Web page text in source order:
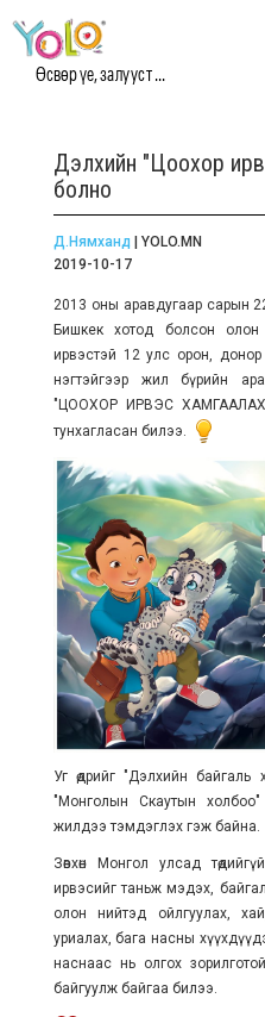
Өсвөр үе, залууст ...
Дэлхийн "Цоохор
болно
Д.Нямханд| YOLO.MN
2019-10-17
2013 оны аравдугаар сарын
Бишкек хотод болсон
ирвэстэй 12 улс орон, донор
нэгтэйгээр жил бүрийн
"ЦООХОР ИРВЭС
тунхагласан билээ.
Уг өдрийг "Дэлхийн
"Монголын Скаутын
жилдээ тэмдэглэх гэж байна.
Зөвхөн Монгол улсад
ирвэсийг таньж мэдэх,
олон нийтэд ойлгуулах,
уриалах, бага насны
наснаас нь олгох
байгуулж байгаа билээ.